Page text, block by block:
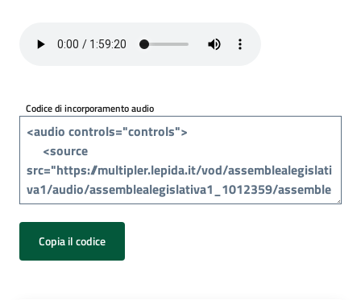
media
i
cittadini
Codice di incorporamento audio
Copia il codice